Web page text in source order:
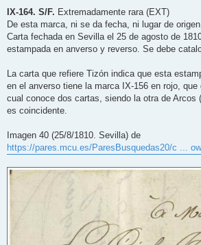
n
a
j
IX-164. S/F. Extremadamente rara (EXT)
De esta marca, ni se da fecha, ni lugar de origen.
Carta fechada en Sevilla el 25 de agosto de
estampada en anverso y reverso. Se debe
La carta que refiere Tizón indica que esta
en el anverso tiene la marca IX-156 en rojo,
cual conoce dos cartas, siendo la otra de Arcos
es coincidente.
Imagen 40 (25/8/1810. Sevilla) de
https://pares.mcu.es/ParesBusquedas20/c ...